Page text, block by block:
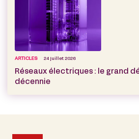
ARTICLES 24 juillet 2026
Réseaux électriques : le grand
décennie